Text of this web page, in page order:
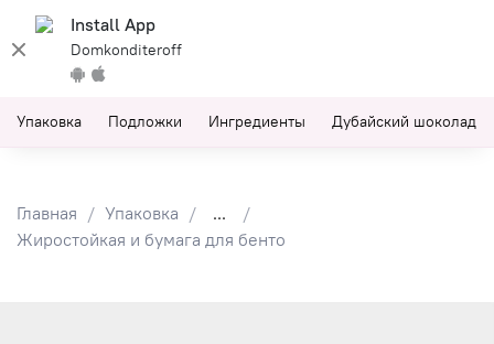
Install App
Domkonditeroff
Упаковка Подложки Ингредиенты Дубайский шоколад
Главная Упаковка
...
Жиростойкая и бумага для бенто